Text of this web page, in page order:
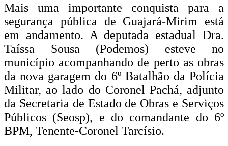
Mais uma importante conquista para a
segurança pública de Guajará-Mirim está
em andamento. A deputada estadual Dra.
Taíssa Sousa (Podemos) esteve no
município acompanhando de perto as obras
da nova garagem do 6º Batalhão da Polícia
Militar, ao lado do Coronel Pachá, adjunto
da Secretaria de Estado de Obras e Serviços
Públicos (Seosp), e do comandante do 6º
BPM, Tenente-Coronel Tarcísio.